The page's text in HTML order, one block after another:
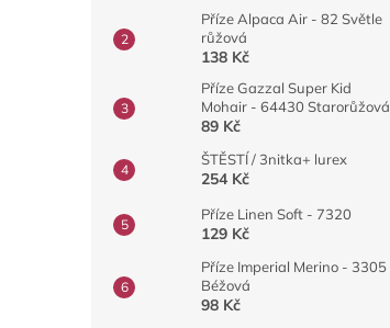
Příze Alpaca Air - 82 Světle
růžová
138 Kč
Příze Gazzal Super Kid
Mohair - 64430 Starorůžová
89 Kč
ŠTĚSTÍ / 3nitka+ lurex
254 Kč
Příze Linen Soft - 7320
129 Kč
Příze Imperial Merino - 3305
Béžová
98 Kč